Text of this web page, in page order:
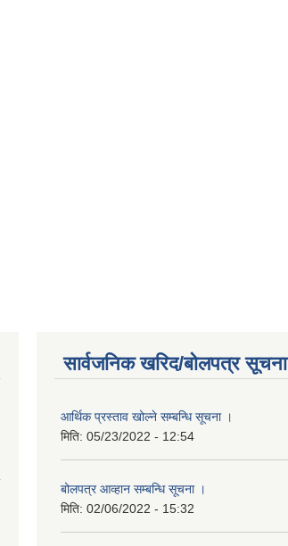
सार्वजनिक खरिद/बोलपत्र सूचना
आर्थिक प्रस्ताव खोल्ने सम्बन्धि सूचना ।
मिति: 05/23/2022 - 12:54
बोलपत्र आव्हान सम्बन्धि सूचना ।
मिति: 02/06/2022 - 15:32